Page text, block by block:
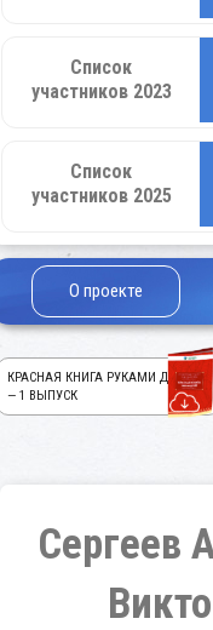
Список
участников 2023
Список
участников 2025
О проекте
КРАСНАЯ КНИГА РУКАМИ ДЕТЕЙ!
— 1 ВЫПУСК
Сергеев